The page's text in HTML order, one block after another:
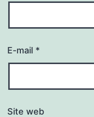
E-mail *
Site web